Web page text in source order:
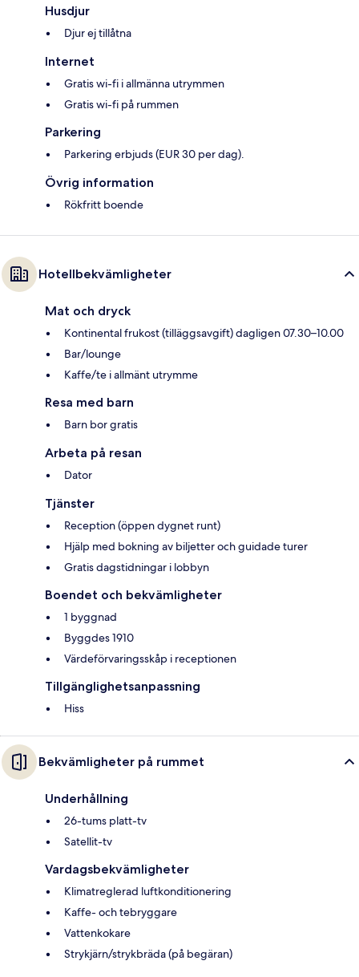
Husdjur
Djur ej tillåtna
Internet
Gratis wi-fi i allmänna utrymmen
Gratis wi-fi på rummen
Parkering
Parkering erbjuds (EUR 30 per dag).
Övrig information
Rökfritt boende
Hotellbekvämligheter
Mat och dryck
Kontinental frukost (tilläggsavgift) dagligen 07.30–10.00
Bar/lounge
Kaffe/te i allmänt utrymme
Resa med barn
Barn bor gratis
Arbeta på resan
Dator
Tjänster
Reception (öppen dygnet runt)
Hjälp med bokning av biljetter och guidade turer
Gratis dagstidningar i lobbyn
Boendet och bekvämligheter
1 byggnad
Byggdes 1910
Värdeförvaringsskåp i receptionen
Tillgänglighetsanpassning
Hiss
Bekvämligheter på rummet
Underhållning
26-tums platt-tv
Satellit-tv
Vardagsbekvämligheter
Klimatreglerad luftkonditionering
Kaffe- och tebryggare
Vattenkokare
Strykjärn/strykbräda (på begäran)